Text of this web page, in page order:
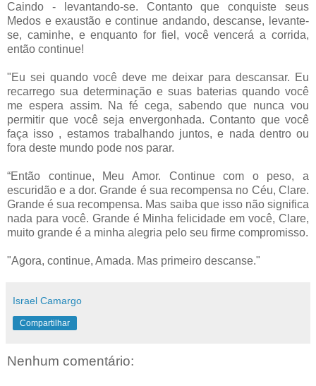
Caindo - levantando-se. Contanto que conquiste seus
Medos e exaustão e continue andando, descanse, levante-
se, caminhe, e enquanto for fiel, você vencerá a corrida,
então continue!
"Eu sei quando você deve me deixar para descansar. Eu
recarrego sua determinação e suas baterias quando você
me espera assim. Na fé cega, sabendo que nunca vou
permitir que você seja envergonhada. Contanto que você
faça isso , estamos trabalhando juntos, e nada dentro ou
fora deste mundo pode nos parar.
“Então continue, Meu Amor. Continue com o peso, a
escuridão e a dor. Grande é sua recompensa no Céu, Clare.
Grande é sua recompensa. Mas saiba que isso não significa
nada para você. Grande é Minha felicidade em você, Clare,
muito grande é a minha alegria pelo seu firme compromisso.
"Agora, continue, Amada. Mas primeiro descanse."
Israel Camargo
Compartilhar
Nenhum comentário: